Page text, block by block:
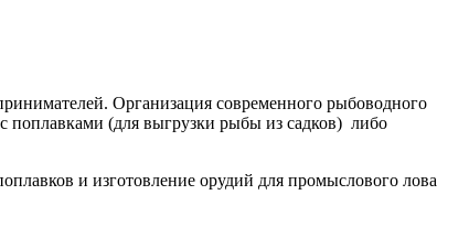
Организация современного рыбоводного
поплавками (для выгрузки рыбы из садков) либо
и изготовление орудий для промыслового лова